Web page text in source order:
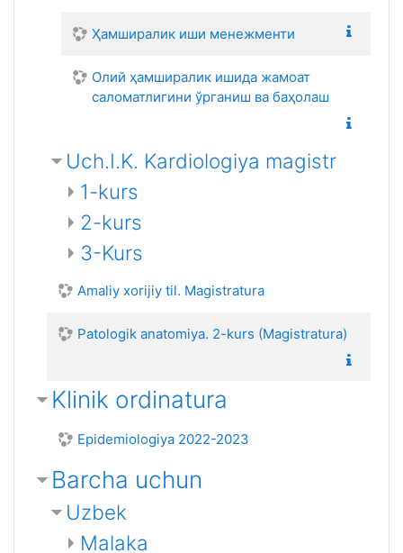
Ҳамширалик иши менежменти
Олий ҳамширалик ишида жамоат
саломатлигини ўрганиш ва баҳолаш
Uch.I.K. Kardiologiya magistr
1-kurs
2-kurs
3-Kurs
Amaliy xorijiy til. Magistratura
Patologik anatomiya. 2-kurs (Magistratura)
Klinik ordinatura
Epidemiologiya 2022-2023
Barcha uchun
Uzbek
Malaka